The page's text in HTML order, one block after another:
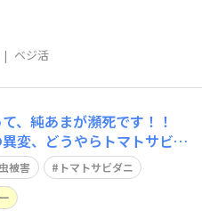
| ベジ活
、純あまが瀕死です！！
変、どうやらトマトサビダ
株元の葉から始まり、茎へ
失していきましてどえらい
もう茎だけ！しかも茶
被害
トマトサビダニ